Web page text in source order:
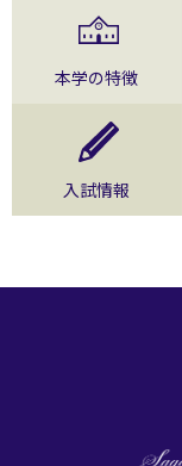
本学の特徴
入試情報